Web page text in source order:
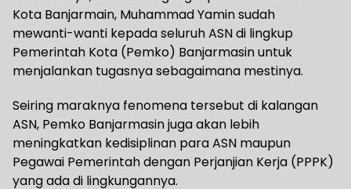
Kota Banjarmain, Muhammad Yamin sudah
mewanti-wanti kepada seluruh ASN di lingkup
Pemerintah Kota (Pemko) Banjarmasin untuk
menjalankan tugasnya sebagaimana mestinya.
Seiring maraknya fenomena tersebut di kalangan
ASN, Pemko Banjarmasin juga akan lebih
meningkatkan kedisiplinan para ASN maupun
Pegawai Pemerintah dengan Perjanjian Kerja (PPPK)
yang ada di lingkungannya.